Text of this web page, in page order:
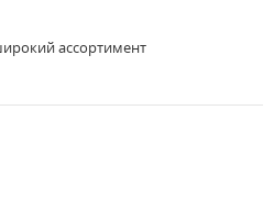
ассортимент